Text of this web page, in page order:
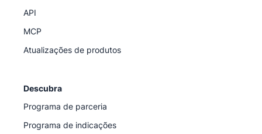
API
MCP
Atualizações de produtos
Descubra
Programa de parceria
Programa de indicações